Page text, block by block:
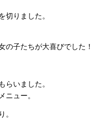
切りました。
の子たちが大喜びでした！
らいました。
ニュー。
。